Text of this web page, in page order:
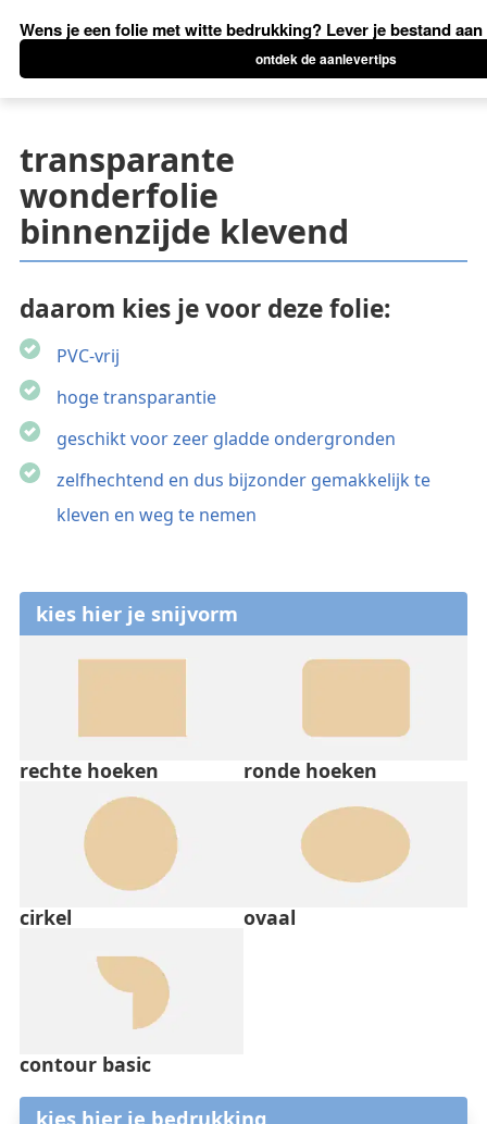
transparante
wonderfolie
binnenzijde klevend
daarom kies je voor deze folie:
PVC-vrij
hoge transparantie
geschikt voor zeer gladde ondergronden
zelfhechtend en dus bijzonder gemakkelijk te
kleven en weg te nemen
kies hier je snijvorm
rechte hoeken ronde hoeken
cirkel ovaal
contour basic
kies hier je bedrukking